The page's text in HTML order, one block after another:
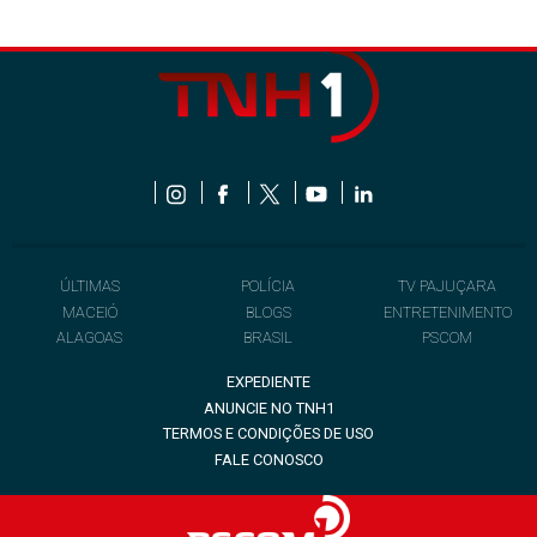
ÚLTIMAS
MACEIÓ
ALAGOAS
POLÍCIA
BLOGS
BRASIL
TV PAJUÇARA
ENTRETENIMENTO
PSCOM
EXPEDIENTE
ANUNCIE NO TNH1
TERMOS E CONDIÇÕES DE USO
FALE CONOSCO